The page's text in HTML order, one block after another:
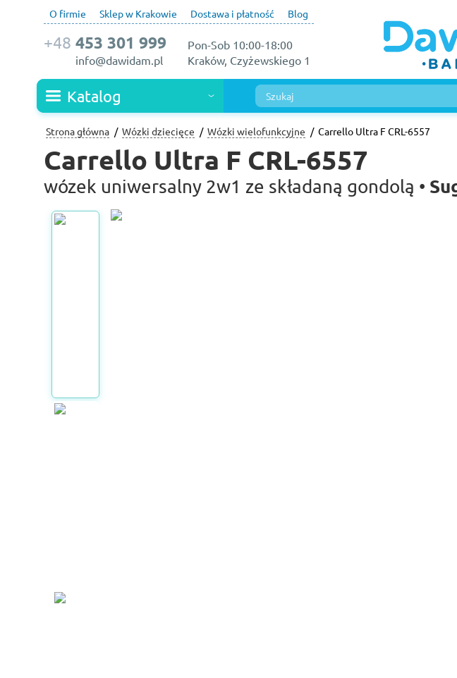
O firmie Sklep w Krakowie Dostawa i płatność Blog
Pon-Sob 10:00-18:00
Kraków, Czyżewskiego 1
+48 453 301 999
info@dawidam.pl
Katalog
Strona główna Wózki dziecięce Wózki wielofunkcyjne Carrello Ultra F CRL-6557
Carrello Ultra F CRL-6557
wózek uniwersalny 2w1 ze składaną gondolą •